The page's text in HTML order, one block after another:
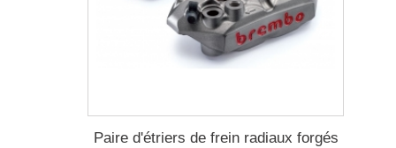
Paire d'étriers de frein radiaux forgés